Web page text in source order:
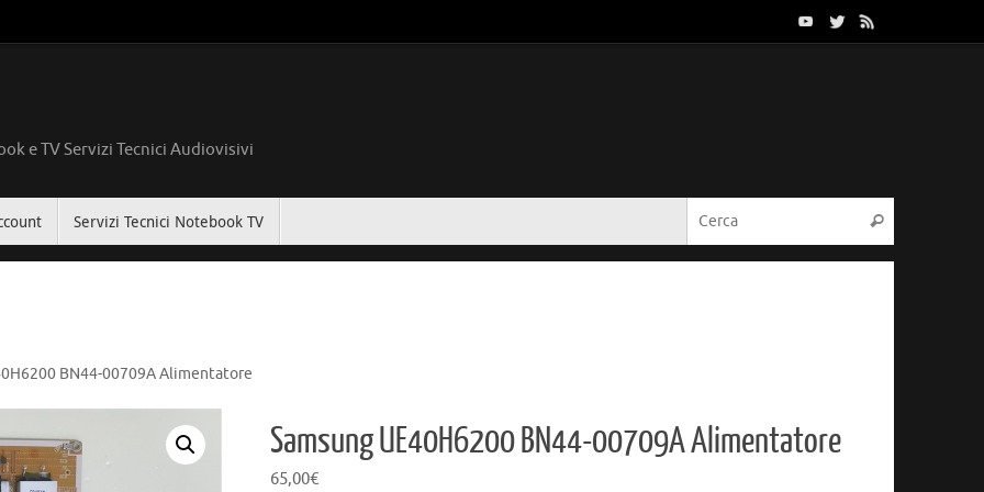
e TV Servizi Tecnici Audiovisivi
Servizi Tecnici Notebook TV Cerca
BN44-00709A Alimentatore
Samsung UE40H6200 BN44-00709A Alimentatore
65,00€